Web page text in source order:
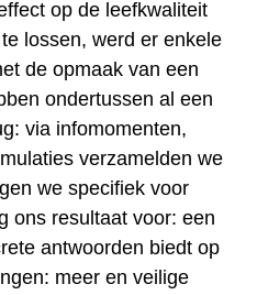
op de leefkwaliteit
lossen, werd er enkele
de opmaak van een
ondertussen al een
via infomomenten,
verzamelden we
we specifiek voor
ons resultaat voor: een
antwoorden biedt op
meer en veilige